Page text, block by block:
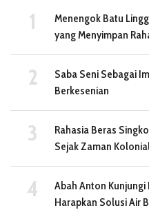
Menengok Batu
yang Menyimpan
Saba Seni Sebagai
Berkesenian
Rahasia Beras
Sejak Zaman
Abah Anton Kunjungi
Harapkan Solusi Air